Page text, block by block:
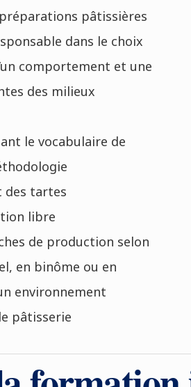
pâtissières
dans le choix
comportement et une
des milieux
le vocabulaire de
des tartes
libre
de production selon
en binôme ou en
environnement
pâtisserie